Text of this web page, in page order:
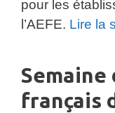
pour les
l’AEFE. Lire la
Semaine
français